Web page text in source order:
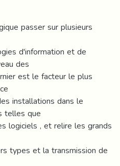
passer sur plusieurs
d'information et de
des
est le facteur le plus
installations dans le
telles que
logiciels , et relire les grands
types et la transmission de